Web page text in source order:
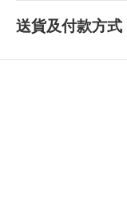
送貨及付款方式